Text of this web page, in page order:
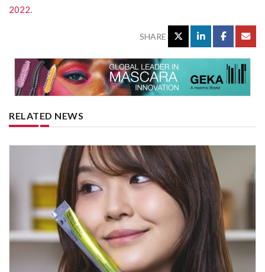
2022
SHARE
RELATED NEWS